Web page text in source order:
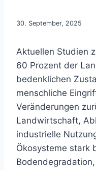
30. September, 2025
Aktuellen Studien
60 Prozent der
bedenklichen
menschliche
Veränderungen
Landwirtschaft,
industrielle
Ökosysteme stark